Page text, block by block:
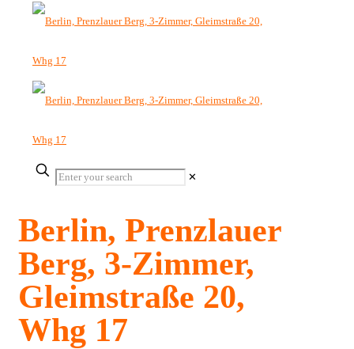
✕
Berlin, Prenzlauer
Berg, 3-Zimmer,
Gleimstraße 20,
Whg 17